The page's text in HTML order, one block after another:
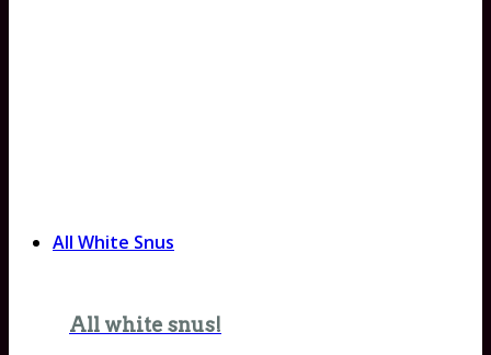
All White Snus
All white snus!